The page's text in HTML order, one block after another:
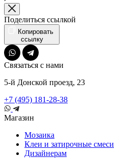
Поделиться ссылкой
Копировать
ссылку
Связаться с нами
5-й Донской проезд, 23
+7 (495) 181-28-38
Магазин
Мозаика
Клеи и затирочные смеси
Дизайнерам